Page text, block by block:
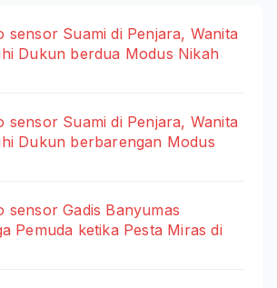
sensor Suami di Penjara, Wanita
Dukun berdua Modus Nikah
sensor Suami di Penjara, Wanita
Dukun berbarengan Modus
sensor Gadis Banyumas
Pemuda ketika Pesta Miras di